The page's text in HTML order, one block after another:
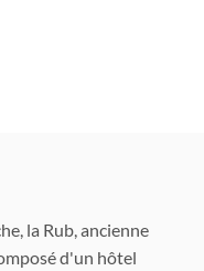
la Rub, ancienne
d'un hôtel